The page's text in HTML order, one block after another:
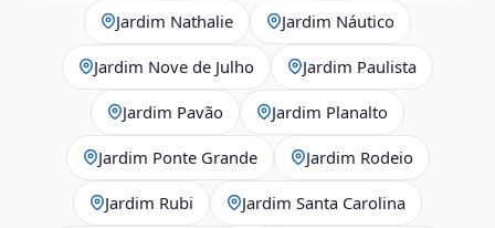
Jardim Nathalie Jardim Náutico
Jardim Nove de Julho Jardim Paulista
Jardim Pavão Jardim Planalto
Jardim Ponte Grande Jardim Rodeio
Jardim Rubi Jardim Santa Carolina